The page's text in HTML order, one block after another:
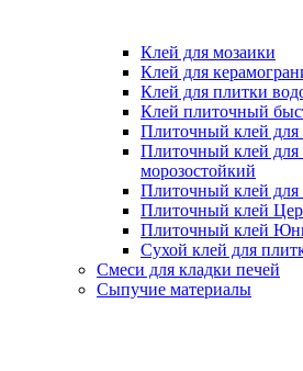
Клей для мозаики
Клей для
Клей для плитки
Клей плиточный
Плиточный клей для
Плиточный клей
морозостойкий
Плиточный клей для
Плиточный клей
Плиточный клей
Сухой клей для
Смеси для кладки печей
Сыпучие материалы